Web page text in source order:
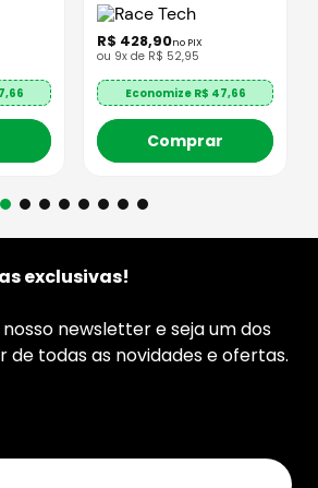
R$ 428,90no PIX
ou 9x de R$ 52,95
Economize R$ 47,66
Comprar
exclusivas!
newsletter e seja um dos
de todas as novidades e ofertas.